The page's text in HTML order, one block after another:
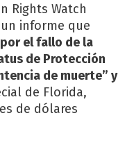
Rights Watch
informe que
el fallo de la
de Protección
de muerte” y
de Florida,
de dólares